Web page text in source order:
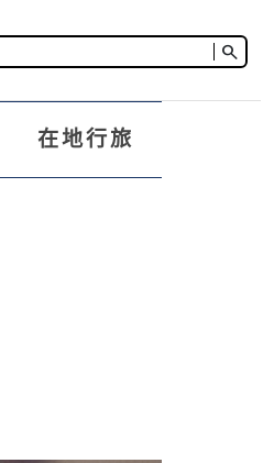
search
在地行旅